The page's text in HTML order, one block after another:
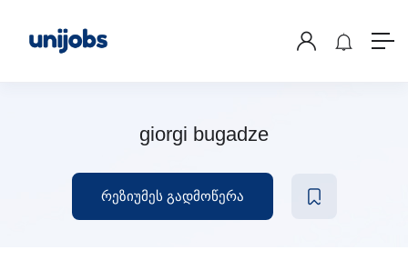
giorgi bugadze
რეზიუმეს გადმოწერა